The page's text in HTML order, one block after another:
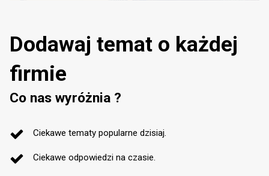
Dodawaj temat o każdej
firmie
Co nas wyróżnia ?
Ciekawe tematy popularne dzisiaj.
Ciekawe odpowiedzi na czasie.